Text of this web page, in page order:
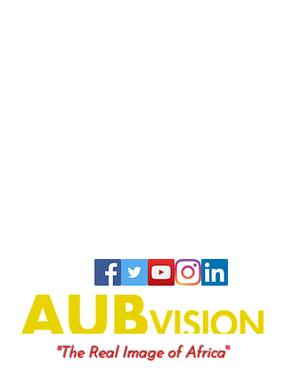
"The Real Image of Africa"